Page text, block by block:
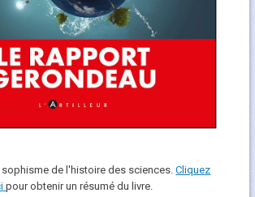
sophisme de l'histoire des sciences.Cliquez
pour obtenir un résumé du livre.